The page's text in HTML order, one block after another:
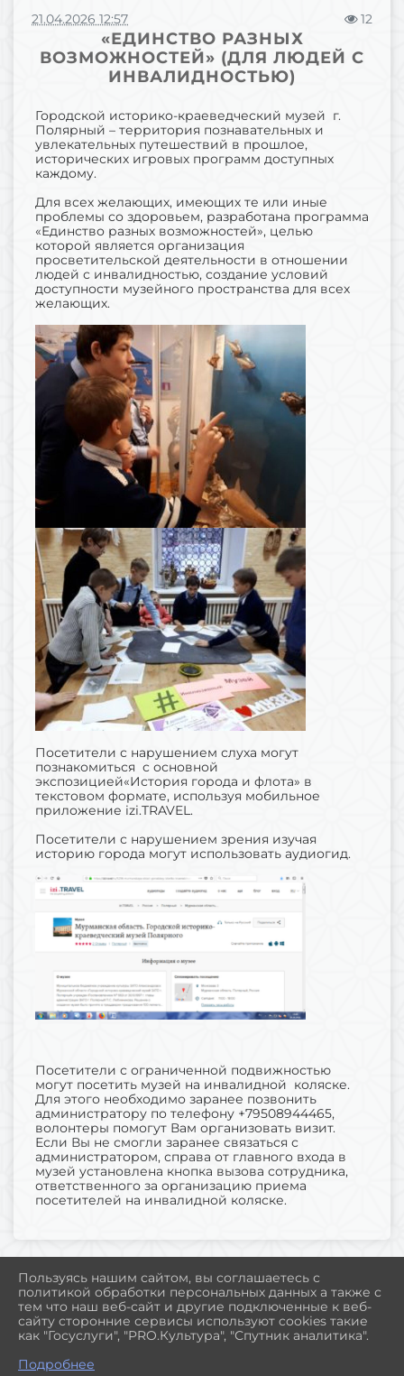
21.04.2026 12:57 12
«ЕДИНСТВО РАЗНЫХ
ВОЗМОЖНОСТЕЙ» (ДЛЯ ЛЮДЕЙ С
ИНВАЛИДНОСТЬЮ)
Городской историко-краеведческий музей г.
Полярный – территория познавательных и
увлекательных путешествий в прошлое,
исторических игровых программ доступных
каждому.
Для всех желающих, имеющих те или иные
проблемы со здоровьем, разработана программа
«Единство разных возможностей», целью
которой является организация
просветительской деятельности в отношении
людей с инвалидностью, создание условий
доступности музейного пространства для всех
желающих.
Посетители с нарушением слуха могут
познакомиться с основной
экспозицией«История города и флота» в
текстовом формате, используя мобильное
приложение izi.TRAVEL.
Посетители с нарушением зрения изучая
историю города могут использовать аудиогид.
Посетители с ограниченной подвижностью
могут посетить музей на инвалидной коляске.
Для этого необходимо заранее позвонить
администратору по телефону +79508944465,
волонтеры помогут Вам организовать визит.
Если Вы не смогли заранее связаться с
администратором, справа от главного входа в
музей установлена кнопка вызова сотрудника,
ответственного за организацию приема
посетителей на инвалидной коляске.
2026 Г. MUSEUM-POLAR.RU
ВХОД
КАРТА САЙТА
ПОЛИТИКА ОБРАБОТКИ ПЕРСОНАЛЬНЫХ ДАННЫХ
СДЕЛАНО НА KUBCMS
Пользуясь нашим сайтом, вы соглашаетесь с
политикой обработки персональных данных а также с
тем что наш веб-сайт и другие подключенные к веб-
сайту сторонние сервисы используют cookies такие
как "Госуслуги", "PRO.Культура", "Спутник аналитика".
Подробнее